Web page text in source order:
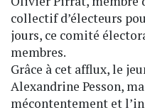
collectif d’électeurs
jours, ce comité
membres.
Grâce à cet afflux, le
Alexandrine Pesson,
mécontentement et